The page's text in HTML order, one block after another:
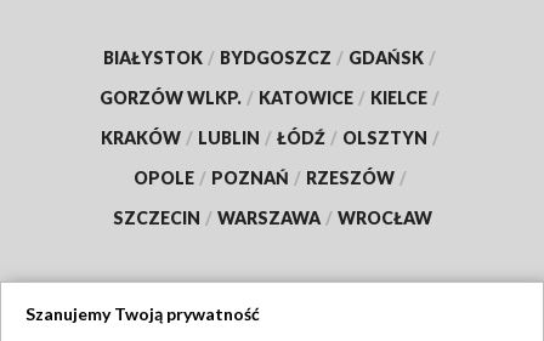
BIAŁYSTOK / BYDGOSZCZ / GDAŃSK /
GORZÓW WLKP. / KATOWICE / KIELCE /
KRAKÓW / LUBLIN / ŁÓDŹ / OLSZTYN /
OPOLE / POZNAŃ / RZESZÓW /
SZCZECIN / WARSZAWA / WROCŁAW
Szanujemy Twoją prywatność